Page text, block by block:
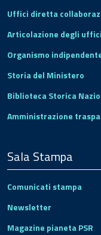
Uffici diretta
Articolazione degli
Organismo
Storia del Ministero
Biblioteca Storica
Amministrazione
Sala Stampa
Comunicati stampa
Newsletter
Magazine pianeta PSR